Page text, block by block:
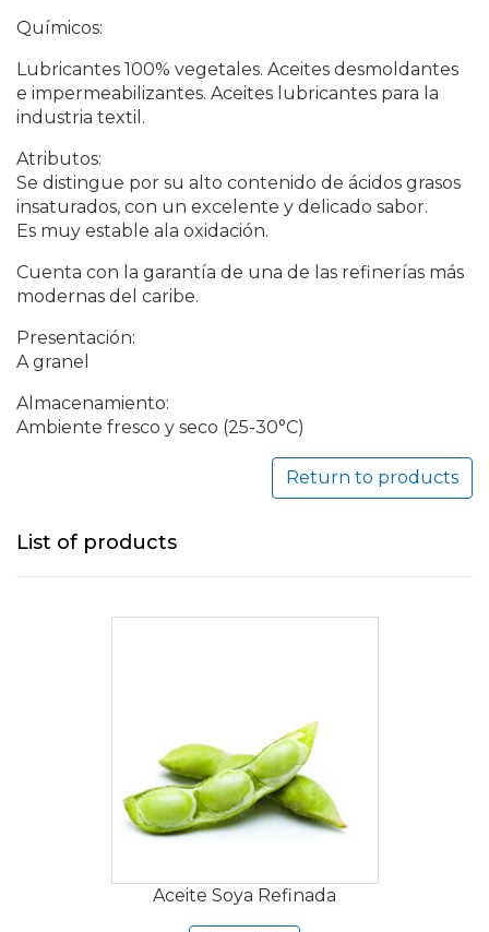
Químicos:
Lubricantes 100% vegetales. Aceites desmoldantes
e impermeabilizantes. Aceites lubricantes para la
industria textil.
Atributos:
Se distingue por su alto contenido de ácidos grasos
insaturados, con un excelente y delicado sabor.
Es muy estable ala oxidación.
Cuenta con la garantía de una de las refinerías más
modernas del caribe.
Presentación:
A granel
Almacenamiento:
Ambiente fresco y seco (25-30°C)
Return to products
List of products
Aceite Soya Refinada